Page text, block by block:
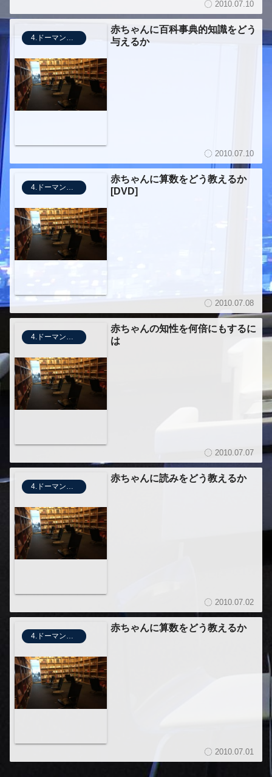
2010.07.10
4.ドーマンメソッド
赤ちゃんに百科事典的知識をどう
与えるか
2010.07.10
4.ドーマンメソッド
赤ちゃんに算数をどう教えるか
[DVD]
2010.07.08
4.ドーマンメソッド
赤ちゃんの知性を何倍にもするに
は
2010.07.07
4.ドーマンメソッド
赤ちゃんに読みをどう教えるか
2010.07.02
4.ドーマンメソッド
赤ちゃんに算数をどう教えるか
2010.07.01